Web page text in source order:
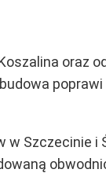
oraz
Szczecinie i